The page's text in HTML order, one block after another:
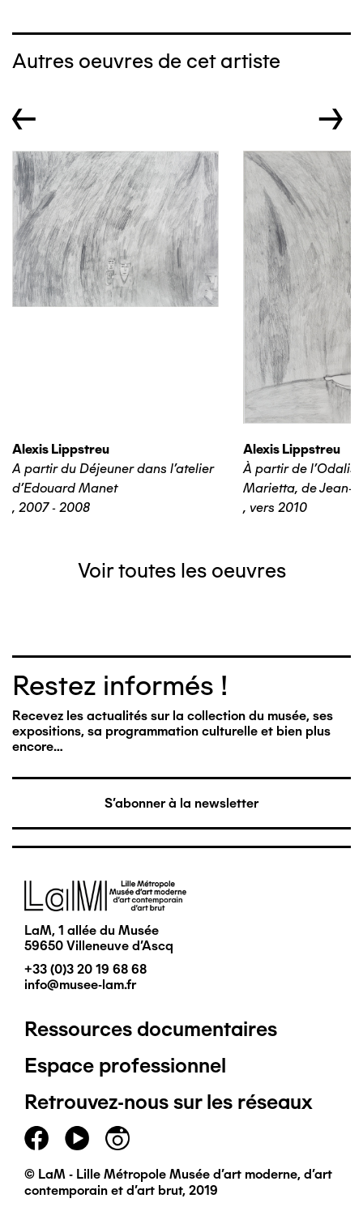
Autres oeuvres de cet artiste
← →
Alexis Lippstreu
A partir du Déjeuner dans l'atelier
d'Edouard Manet
, 2007 - 2008
Alexis Lippstreu
À partir de
Marietta, de Jean-
, vers 2010
Voir toutes les oeuvres
Restez informés !
Recevez les actualités sur la collection du musée, ses
expositions, sa programmation culturelle et bien plus
encore…
S'abonner à la newsletter
Image
LaM, 1 allée du Musée
59650 Villeneuve d'Ascq
+33 (0)3 20 19 68 68
info@musee-lam.fr
Pied
de
page
principal
Ressources documentaires
Espace professionnel
Retrouvez-nous sur les réseaux
© LaM - Lille Métropole Musée d'art moderne, d'art
contemporain et d'art brut, 2019